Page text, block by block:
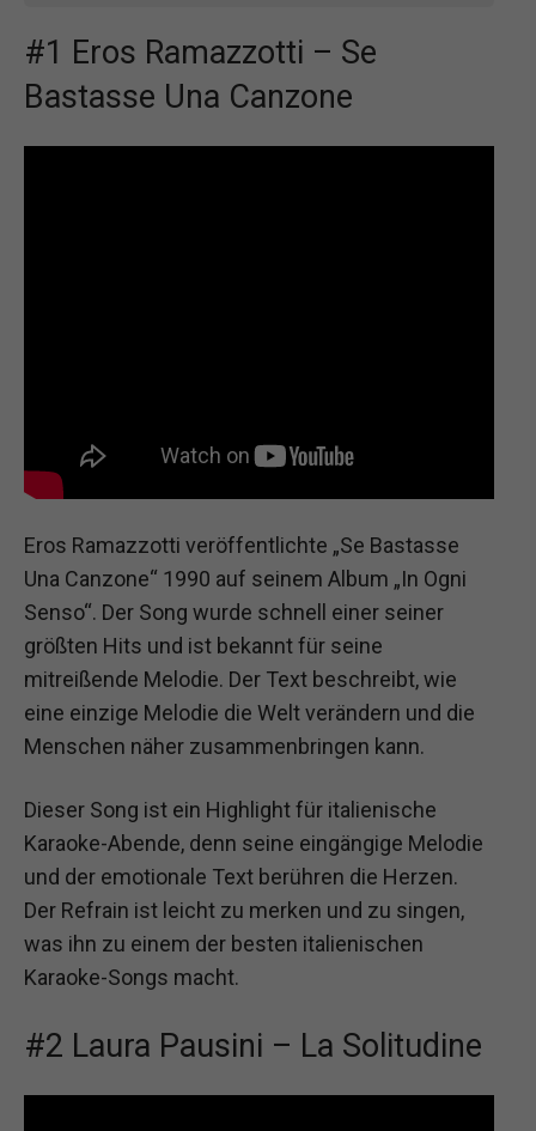
#1 Eros Ramazzotti – Se
Bastasse Una Canzone
Eros Ramazzotti veröffentlichte „Se Bastasse
Una Canzone“ 1990 auf seinem Album „In Ogni
Senso“. Der Song wurde schnell einer seiner
größten Hits und ist bekannt für seine
mitreißende Melodie. Der Text beschreibt, wie
eine einzige Melodie die Welt verändern und die
Menschen näher zusammenbringen kann.
Dieser Song ist ein Highlight für italienische
Karaoke-Abende, denn seine eingängige Melodie
und der emotionale Text berühren die Herzen.
Der Refrain ist leicht zu merken und zu singen,
was ihn zu einem der besten italienischen
Karaoke-Songs macht.
#2 Laura Pausini – La Solitudine